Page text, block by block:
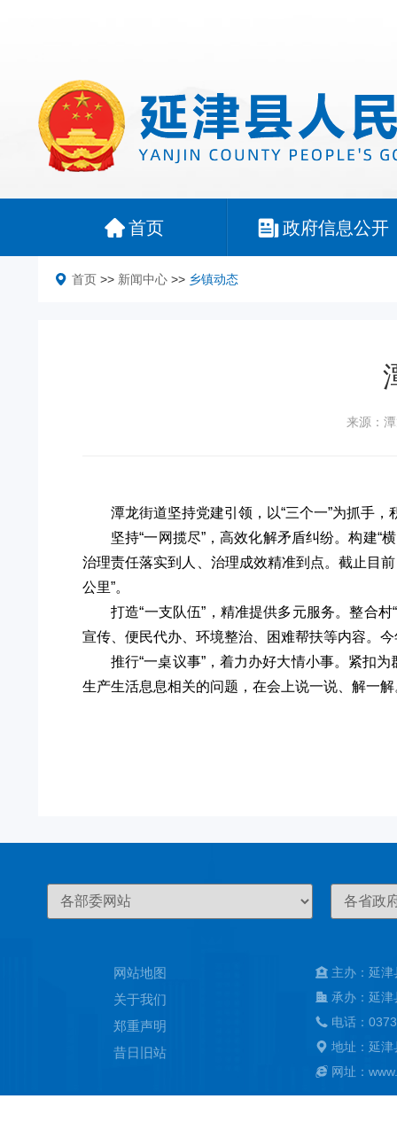
首页 政府信息公开
首页 >> 新闻中心 >> 乡镇动态
来源：
潭龙街道坚持党建引领，以“三个一”为抓手
坚持“一网揽尽”，高效化解矛盾纠纷。构建“
治理责任落实到人、治理成效精准到点。截止目
公里”。
打造“一支队伍”，精准提供多元服务。整合
宣传、便民代办、环境整治、困难帮扶等内容。
推行“一桌议事”，着力办好大情小事。紧扣
生产生活息息相关的问题，在会上说一说、解一
网站地图
关于我们
郑重声明
昔日旧站
主办：延
承办：延
电话：
地址：延
网址：